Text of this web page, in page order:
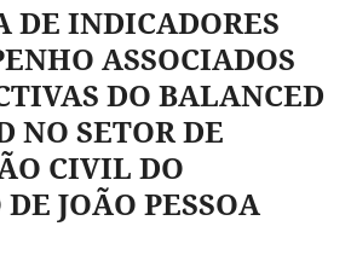
DE INDICADORES
ASSOCIADOS
DO BALANCED
NO SETOR DE
CIVIL DO
JOÃO PESSOA